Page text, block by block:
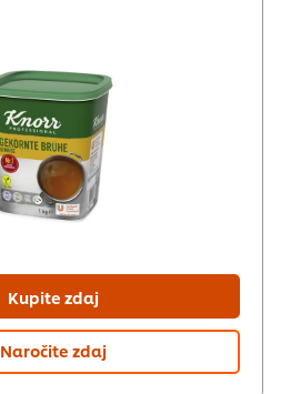
Kupite zdaj
Naročite zdaj